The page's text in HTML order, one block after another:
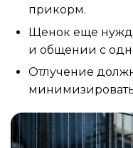
прикорм.
Щенок еще
и общении с
Отлучение
минимизировать